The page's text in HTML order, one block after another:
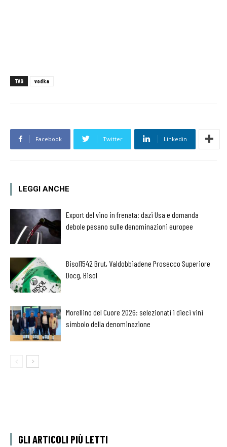
TAG vodka
Facebook Twitter Linkedin
LEGGI ANCHE
Export del vino in frenata: dazi Usa e domanda
debole pesano sulle denominazioni europee
Bisol1542 Brut, Valdobbiadene Prosecco Superiore
Docg, Bisol
Morellino del Cuore 2026: selezionati i dieci vini
simbolo della denominazione
GLI ARTICOLI PIÙ LETTI